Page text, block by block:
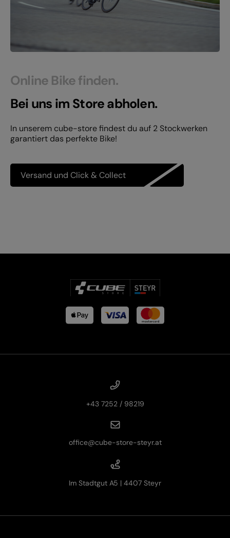
Online Bike finden.
Bei uns im Store abholen.
In unserem cube-store findest du auf 2 Stockwerken
garantiert das perfekte Bike!
Versand und Click & Collect
+43 7252 / 98219
office@cube-store-steyr.at
Im Stadtgut A5 | 4407 Steyr